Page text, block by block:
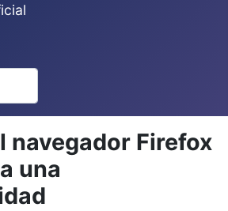
navegador Firefox
una